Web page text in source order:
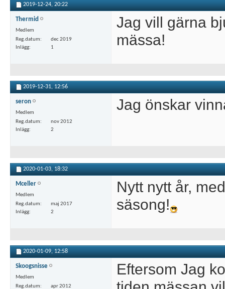
2019-12-24, 20:22
Thermid
Medlem
Reg.datum
dec 2019
Inlägg
1
Jag vill gärna
mässa!
2019-12-31, 12:56
seron
Medlem
Reg.datum
nov 2012
Inlägg
2
Jag önskar
2020-01-03, 18:32
Mceller
Medlem
Reg.datum
maj 2017
Inlägg
2
Nytt nytt år,
säsong!
2020-01-09, 12:58
Skoogsnisse
Medlem
Reg.datum
apr 2012
Eftersom Jag